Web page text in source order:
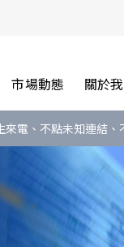
市場動態 關於
電、不點未知連結